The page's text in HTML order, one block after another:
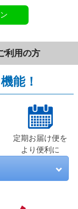
利用の方
能！
定期お届け便を
より便利に